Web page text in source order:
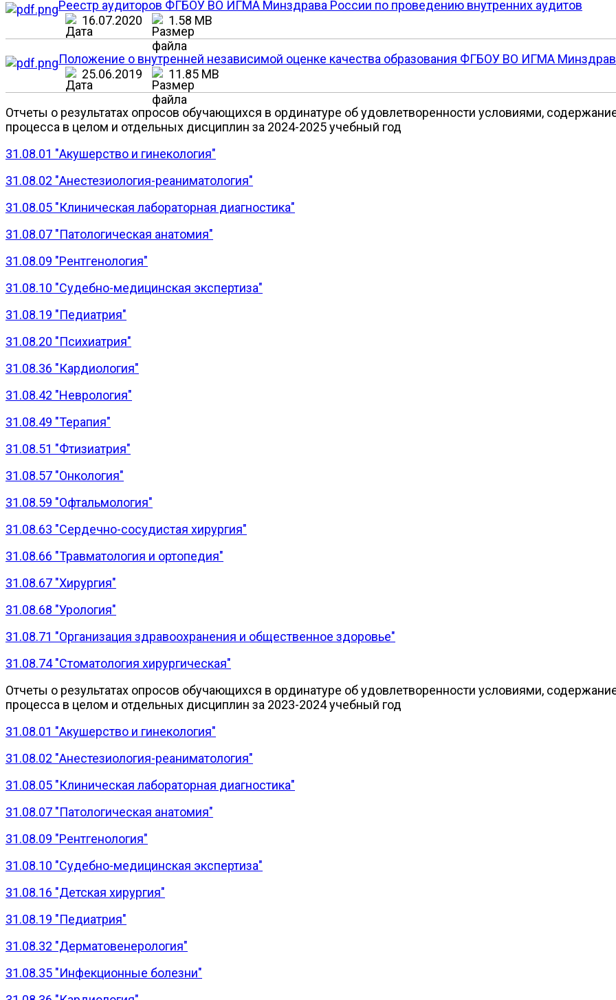
Реестр аудиторов ФГБОУ ВО ИГМА Минздрава России по проведению внутренних аудитов
16.07.2020
1.58 MB
Положение о внутренней независимой оценке качества образования ФГБОУ ВО ИГМА
25.06.2019
11.85 MB
Отчеты о результатах опросов обучающихся в ординатуре об удовлетворенности условиями,
процесса в целом и отдельных дисциплин за 2024-2025 учебный год
31.08.01 "Акушерство и гинекология"
31.08.02 "Анестезиология-реаниматология"
31.08.05 "Клиническая лабораторная диагностика"
31.08.07 "Патологическая анатомия"
31.08.09 "Рентгенология"
31.08.10 "Судебно-медицинская экспертиза"
31.08.19 "Педиатрия"
31.08.20 "Психиатрия"
31.08.36 "Кардиология"
31.08.42 "Неврология"
31.08.49 "Терапия"
31.08.51 "Фтизиатрия"
31.08.57 "Онкология"
31.08.59 "Офтальмология"
31.08.63 "Сердечно-сосудистая хирургия"
31.08.66 "Травматология и ортопедия"
31.08.67 "Хирургия"
31.08.68 "Урология"
31.08.71 "Организация здравоохранения и общественное здоровье"
31.08.74 "Стоматология хирургическая"
Отчеты о результатах опросов обучающихся в ординатуре об удовлетворенности условиями,
процесса в целом и отдельных дисциплин за 2023-2024 учебный год
31.08.01 "Акушерство и гинекология"
31.08.02 "Анестезиология-реаниматология"
31.08.05 "Клиническая лабораторная диагностика"
31.08.07 "Патологическая анатомия"
31.08.09 "Рентгенология"
31.08.10 "Судебно-медицинская экспертиза"
31.08.16 "Детская хирургия"
31.08.19 "Педиатрия"
31.08.32 "Дерматовенерология"
31.08.35 "Инфекционные болезни"